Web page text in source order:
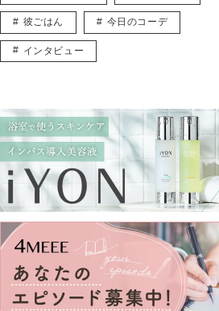
彼ごはん 今日のコーデ
インタビュー